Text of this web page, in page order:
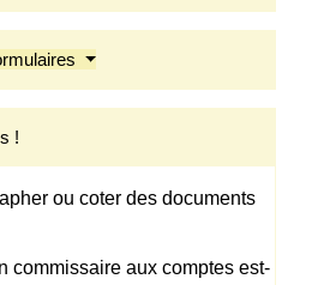
!
ou coter des documents
commissaire aux comptes est-